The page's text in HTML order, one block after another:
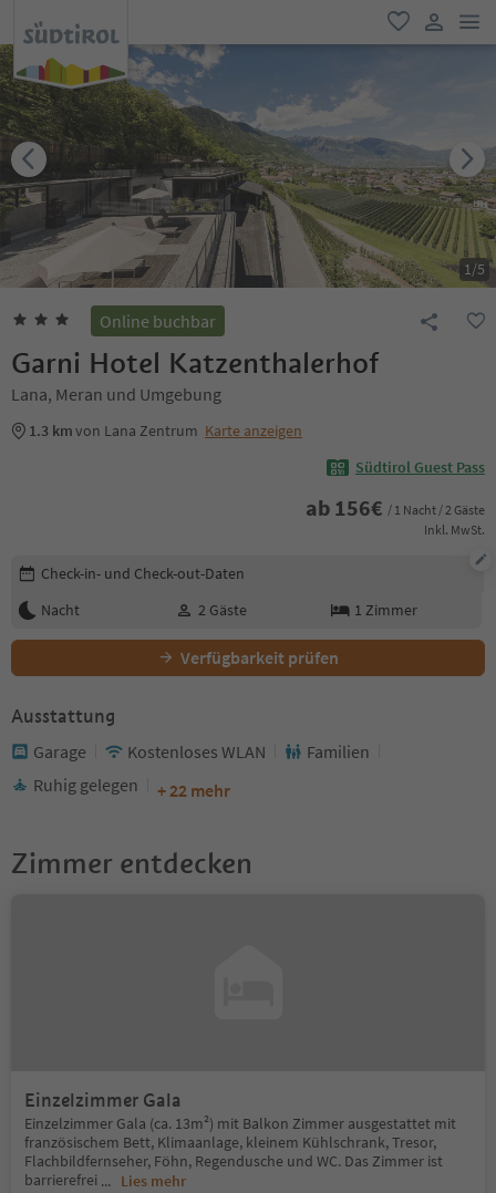
favorit
user link
1/5
Online buchbar
Garni Hotel Katzenthalerhof
Lana, Meran und Umgebung
1.3 kmvon Lana Zentrum Karte anzeigen
Südtirol Guest Pass
ab 156€ / 1 Nacht / 2 Gäste
Inkl. MwSt.
Buchungsdetails bearbeiten
Check-in- und Check-out-Daten
Nacht
2 Gäste 1 Zimmer
Verfügbarkeit prüfen
Ausstattung
Garage Kostenloses WLAN
Familien
Ruhig gelegen
+ 22 mehr
Zimmer entdecken
Einzelzimmer Gala
Einzelzimmer Gala (ca. 13m²) mit Balkon Zimmer ausgestattet mit
französischem Bett, Klimaanlage, kleinem Kühlschrank, Tresor,
Flachbildfernseher, Föhn, Regendusche und WC. Das Zimmer ist
barrierefrei ... Lies mehr